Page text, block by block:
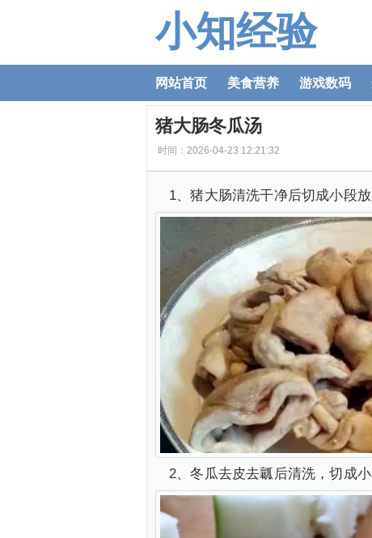
小知经验
网站首页 美食营养 游戏数码
猪大肠冬瓜汤
时间：2026-04-23 12:21:32
1、猪大肠清洗干净后切成小段放
2、冬瓜去皮去瓤后清洗，切成小